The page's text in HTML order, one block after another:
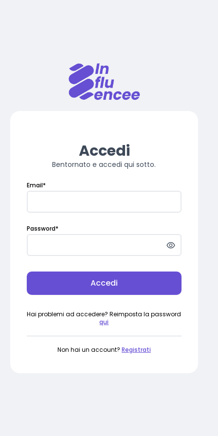
Accedi
Bentornato e accedi qui sotto.
Email*
Password*
Accedi
Hai problemi ad accedere? Reimposta la password
qui
Non hai un account? Registrati